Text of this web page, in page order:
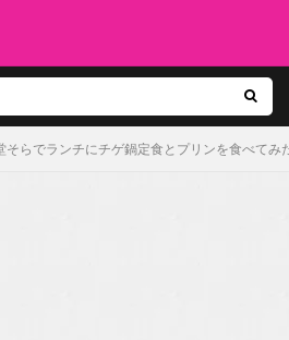
そらでランチにチゲ鍋定食とプリンを食べてみ